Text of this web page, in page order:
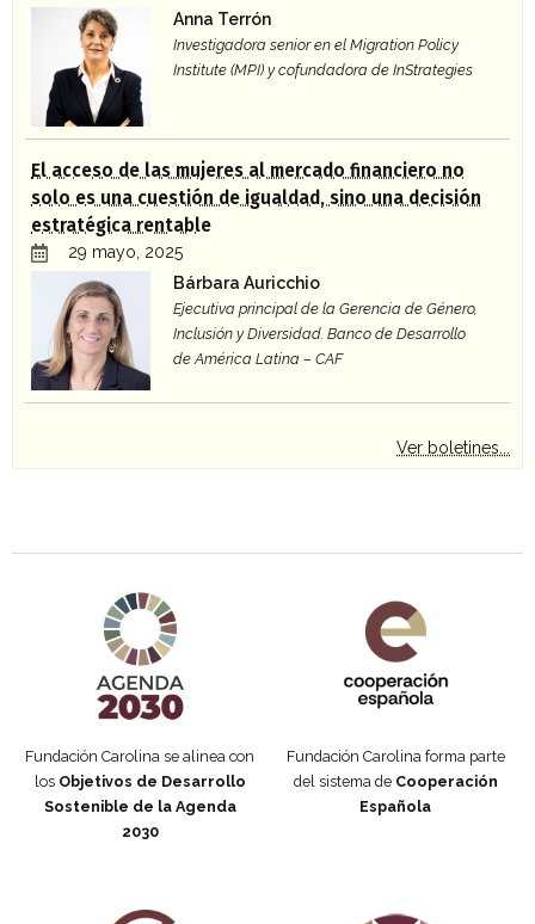
Anna Terrón
Investigadora senior en el Migration Policy
Institute (MPI) y cofundadora de InStrategies
El acceso de las mujeres al mercado financiero no
solo es una cuestión de igualdad, sino una decisión
estratégica rentable
29 mayo, 2025
Bárbara Auricchio
Ejecutiva principal de la Gerencia de Género,
Inclusión y Diversidad. Banco de Desarrollo
de América Latina – CAF
Ver boletines...
Fundación Carolina se alinea con
los Objetivos de Desarrollo
Sostenible de la Agenda
2030
Fundación Carolina forma parte
del sistema de Cooperación
Española